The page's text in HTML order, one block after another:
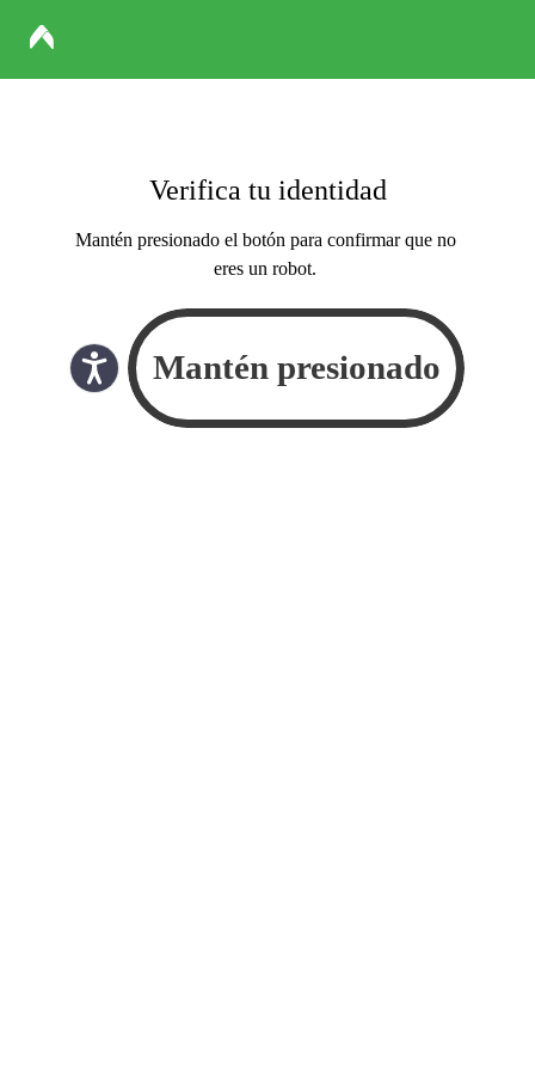
Verifica tu identidad
Mantén presionado el botón para confirmar que no
eres un robot.